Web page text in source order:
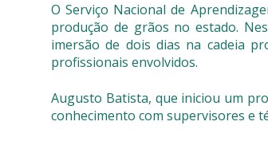
O Serviço Nacional de
produção de grãos no estado.
imersão de dois dias na cadeia
profissionais envolvidos.
Augusto Batista, que iniciou um
conhecimento com supervisores e